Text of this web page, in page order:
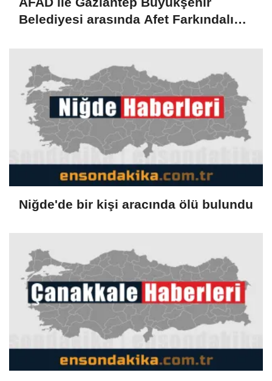
Belediyesi arasında Afet Farkındalık
protokolü
Niğde'de bir kişi aracında ölü bulundu